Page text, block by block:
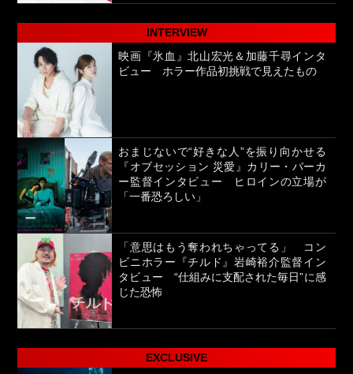
INTERVIEW
映画『氷血』北山宏光＆加藤千尋インタ
ビュー ホラー作品初挑戦で見えたもの
おまじないで“好きな人”を振り向かせる
『オブセッション 災愛』カリー・バーカ
ー監督インタビュー ヒロインの立場が
「一番恐ろしい」
「意思はもう奪われちゃってる」 コン
ビニホラー『チルド』岩崎裕介監督イン
タビュー “仕組みに支配された毎日”に感
じた恐怖
EXCLUSIVE